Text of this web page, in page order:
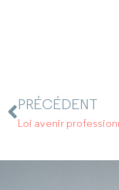
PRÉCÉDENT